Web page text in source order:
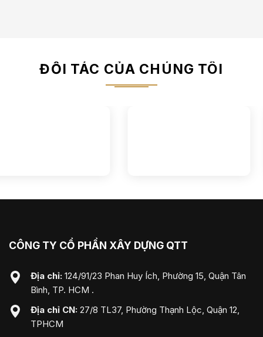
ĐỐI TÁC CỦA CHÚNG TÔI
CÔNG TY CỔ PHẦN XÂY DỰNG QTT
Địa chỉ: 124/91/23 Phan Huy Ích, Phường 15, Quận Tân
Bình, TP. HCM .
Địa chỉ CN: 27/8 TL37, Phường Thạnh Lộc, Quận 12,
TPHCM